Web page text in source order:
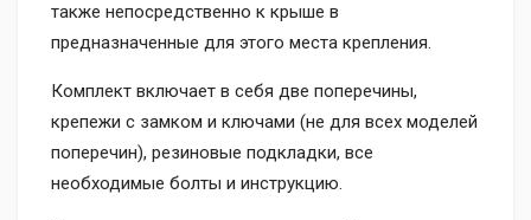
также непосредственно к крыше в
предназначенные для этого места крепления.
Комплект включает в себя две поперечины,
крепежи с замком и ключами (не для всех моделей
поперечин), резиновые подкладки, все
необходимые болты и инструкцию.